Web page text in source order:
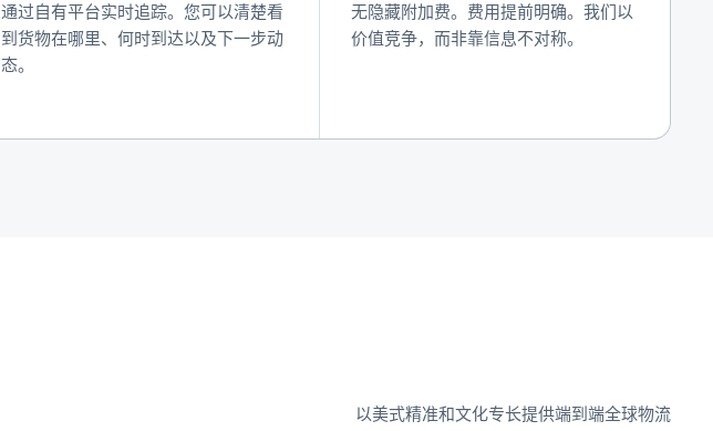
通过自有平台实时追踪。您可以清楚看
到货物在哪里、何时到达以及下一步动
态。
无隐藏附加费。费用提前明确。我们以
价值竞争，而非靠信息不对称。
以美式精准和文化专长提供端到端全球物流